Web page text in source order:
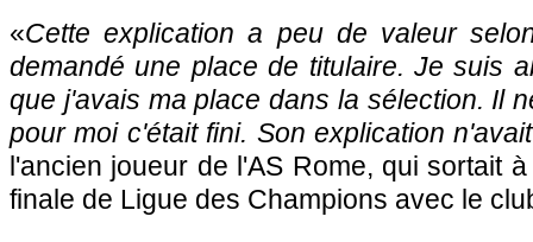
«Cette explication a peu de valeur
demandé une place de titulaire. Je suis
que j'avais ma place dans la sélection. Il
pour moi c'était fini. Son explication
l'ancien joueur de l'AS Rome, qui sortait
finale de Ligue des Champions avec le